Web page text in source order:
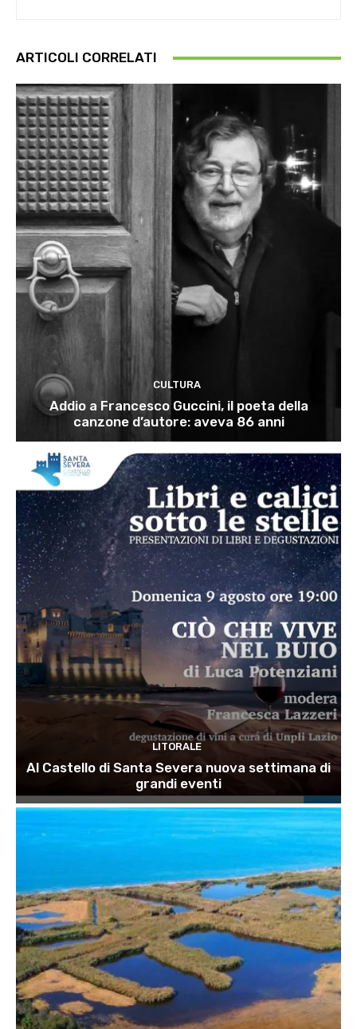
ARTICOLI CORRELATI
CULTURA
Addio a Francesco Guccini, il poeta della
canzone d’autore: aveva 86 anni
LITORALE
Al Castello di Santa Severa nuova settimana di
grandi eventi